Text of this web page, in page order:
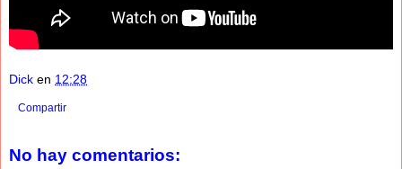
Dick en 12:28
Compartir
No hay comentarios: